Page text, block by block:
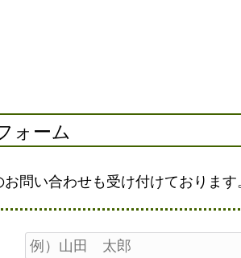
ォーム
問い合わせも受け付けております